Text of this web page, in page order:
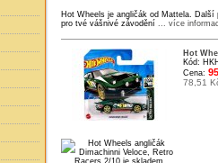
Hot Wheels je angličák od Mattela.
pro tvé vášnivé závodění ... více
Hot
Kód:
Cena:
78,51